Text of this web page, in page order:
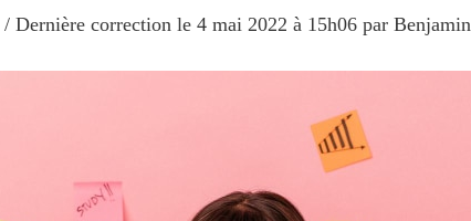
/ Dernière correction le 4 mai 2022 à 15h06 par Benjamin